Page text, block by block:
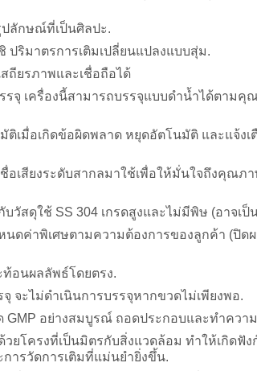
ลักษณ์ที่เป็นศิลปะ.
ริมาตรการเติมเปลี่ยนแปลงแบบสุ่ม.
ถียรภาพและเชื่อถือได้
จุ เครื่องนี้สามารถบรรจุแบบดำน้ำได้ตามคุ
เมื่อเกิดข้อผิดพลาด หยุดอัตโนมัติ และแจ้ง
เสียงระดับสากลมาใช้เพื่อให้มั่นใจถึงคุณภา
สดุใช้ SS 304 เกรดสูงและไม่มีพิษ (อาจเป็
นดค่าพิเศษตามความต้องการของลูกค้า (ปิด
ท้อนผลลัพธ์โดยตรง.
จะไม่ดำเนินการบรรจุหากขวดไม่เพียงพอ.
อย่างสมบูรณ์ ถอดประกอบและทำควา
ยโครงที่เป็นมิตรกับสิ่งแวดล้อม ทำให้เกิดฟั
ารวัดการเติมที่แม่นยำยิ่งขึ้น.